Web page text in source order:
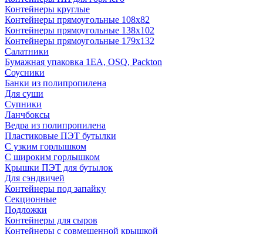
Контейнеры круглые
Контейнеры прямоугольные 108х82
Контейнеры прямоугольные 138х102
Контейнеры прямоугольные 179х132
Салатники
Бумажная упаковка 1ЕА, OSQ, Packton
Соусники
Банки из полипропилена
Для суши
Супники
Ланчбоксы
Ведра из полипропилена
Пластиковые ПЭТ бутылки
С узким горлышком
С широким горлышком
Крышки ПЭТ для бутылок
Для сэндвичей
Контейнеры под запайку
Секционные
Подложки
Контейнеры для сыров
Контейнеры с совмещенной крышкой